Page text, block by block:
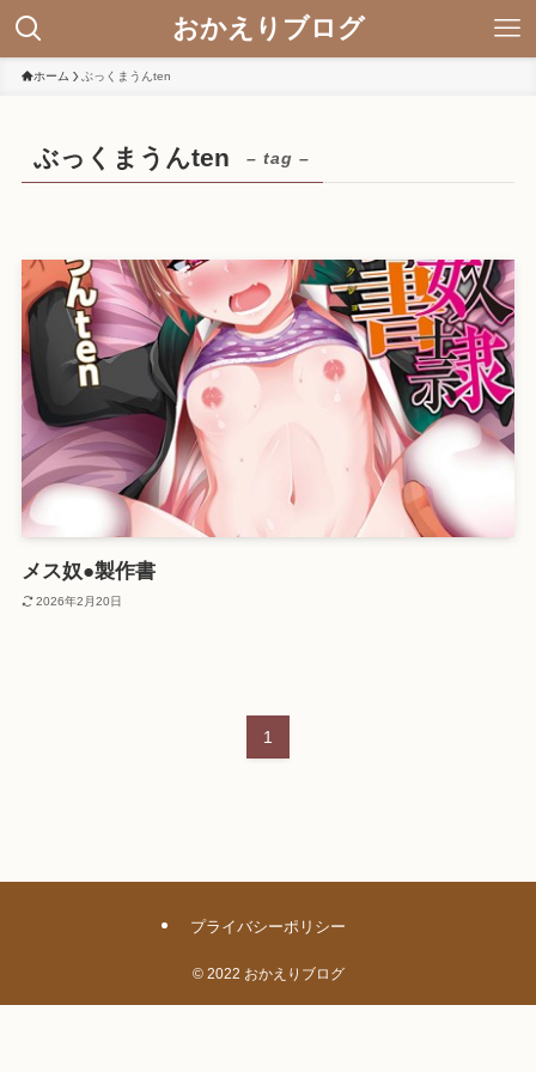
おかえりブログ
ホーム ぶっくまうんten
ぶっくまうんten – tag –
メス奴●製作書
2026年2月20日
1
プライバシーポリシー
©2022 おかえりブログ